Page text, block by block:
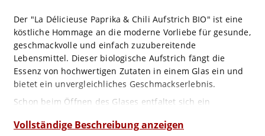
Der "La Délicieuse Paprika & Chili Aufstrich BIO" ist eine
köstliche Hommage an die moderne Vorliebe für gesunde,
geschmackvolle und einfach zuzubereitende
Lebensmittel. Dieser biologische Aufstrich fängt die
Essenz von hochwertigen Zutaten in einem Glas ein und
bietet ein unvergleichliches Geschmackserlebnis.
Schon beim Öffnen des Glases entfaltet sich ein
Paprika und scharfem Chili füllt. Die Textur ist herrlich
Vollständige Beschreibung anzeigen